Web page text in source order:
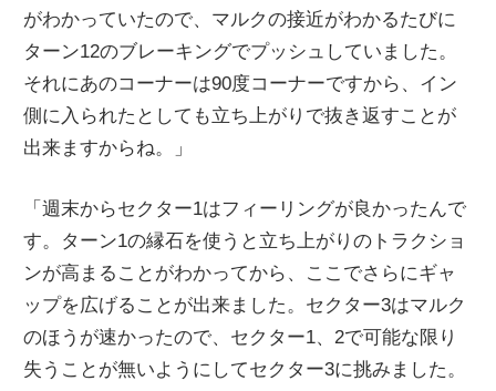
がわかっていたので、マルクの接近がわかるたびに
ターン12のブレーキングでプッシュしていました。
それにあのコーナーは90度コーナーですから、イン
側に入られたとしても立ち上がりで抜き返すことが
出来ますからね。」
「週末からセクター1はフィーリングが良かったんで
す。ターン1の縁石を使うと立ち上がりのトラクショ
ンが高まることがわかってから、ここでさらにギャ
ップを広げることが出来ました。セクター3はマルク
のほうが速かったので、セクター1、2で可能な限り
失うことが無いようにしてセクター3に挑みました。